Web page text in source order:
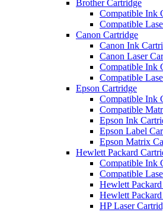
Brother Cartridge
Compatible Ink
Compatible
Canon Cartridge
Canon Ink
Canon Laser
Compatible Ink
Compatible
Epson Cartridge
Compatible Ink
Compatible
Epson Ink
Epson Label
Epson Matrix
Hewlett Packard
Compatible Ink
Compatible
Hewlett
Hewlett
HP Laser